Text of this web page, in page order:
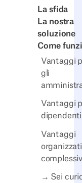
La sfida
La nostra
soluzione
Come
Vantaggi
gli
Vantaggi
dipendenti
Vantaggi
→ Sei